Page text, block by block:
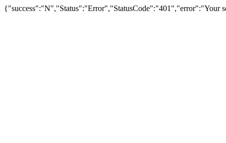
{"success":"N","Status":"Error","StatusCode":"401","error":"Your